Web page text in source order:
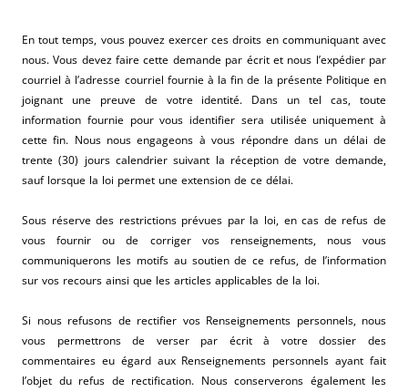
En tout temps, vous pouvez exercer ces droits en communiquant avec
nous. Vous devez faire cette demande par écrit et nous l’expédier par
courriel à l’adresse courriel fournie à la fin de la présente Politique en
joignant une preuve de votre identité. Dans un tel cas, toute
information fournie pour vous identifier sera utilisée uniquement à
cette fin. Nous nous engageons à vous répondre dans un délai de
trente (30) jours calendrier suivant la réception de votre demande,
sauf lorsque la loi permet une extension de ce délai.
Sous réserve des restrictions prévues par la loi, en cas de refus de
vous fournir ou de corriger vos renseignements, nous vous
communiquerons les motifs au soutien de ce refus, de l’information
sur vos recours ainsi que les articles applicables de la loi.
Si nous refusons de rectifier vos Renseignements personnels, nous
vous permettrons de verser par écrit à votre dossier des
commentaires eu égard aux Renseignements personnels ayant fait
l’objet du refus de rectification. Nous conserverons également les